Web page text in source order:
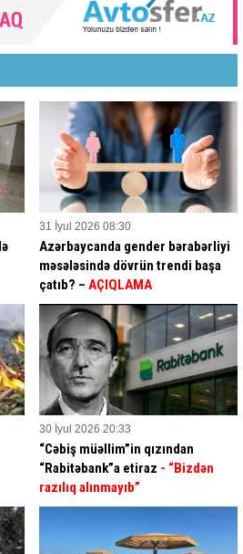
31 İyul 2026 08:30
Azərbaycanda gender bərabərliyi
məsələsində dövrün trendi başa
çatıb? –AÇIQLAMA
30 İyul 2026 20:33
“Cəbiş müəllim”in qızından
“Rabitəbank”a etiraz - “Bizdən
razılıq alınmayıb”